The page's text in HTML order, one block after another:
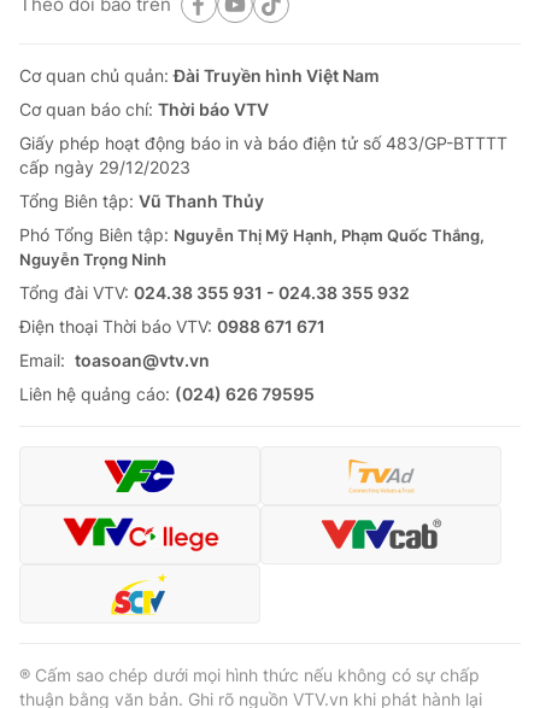
Cơ quan chủ quản:Đài Truyền hình Việt Nam
Cơ quan báo chí: Thời báo VTV
Giấy phép hoạt động báo in và báo điện tử số 483/GP-BTTTT
cấp ngày 29/12/2023
Tổng Biên tập: Vũ Thanh Thủy
Phó Tổng Biên tập: Nguyễn Thị Mỹ Hạnh, Phạm Quốc Thắng,
Nguyễn Trọng Ninh
Tổng đài VTV: 024.38 355 931 - 024.38 355 932
Ðiện thoại Thời báo VTV: 0988 671 671
Email: toasoan@vtv.vn
Liên hệ quảng cáo: (024) 626 79595
® Cấm sao chép dưới mọi hình thức nếu không có sự chấp
thuận bằng văn bản. Ghi rõ nguồn VTV.vn khi phát hành lại